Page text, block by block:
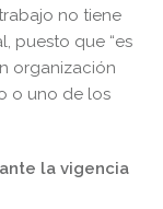
no tiene
puesto que “es
organización
o uno de los
la vigencia